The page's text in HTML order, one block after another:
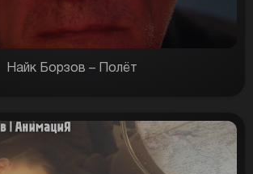
Найк Борзов – Полёт